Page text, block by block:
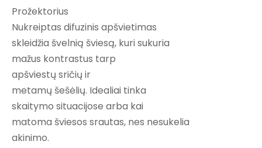
Prožektorius
Nukreiptas difuzinis apšvietimas
skleidžia švelnią šviesą, kuri sukuria
mažus kontrastus tarp
apšviestų sričių ir
metamų šešėlių. Idealiai tinka
skaitymo situacijose arba kai
matoma šviesos srautas, nes nesukelia
akinimo.